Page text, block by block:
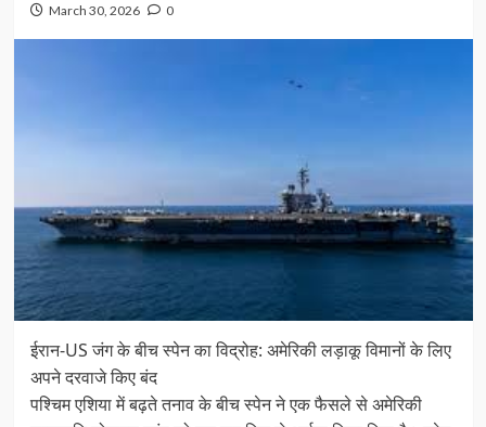
March 30, 2026 0
ईरान-US जंग के बीच स्पेन का विद्रोह: अमेरिकी लड़ाकू विमानों के लिए
अपने दरवाजे किए बंद
पश्चिम एशिया में बढ़ते तनाव के बीच स्पेन ने एक फैसले से अमेरिकी